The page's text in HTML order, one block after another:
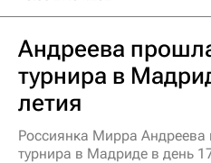
Андреева
турнира в
летия
Россиянка Мирра
турнира в Мадриде в день